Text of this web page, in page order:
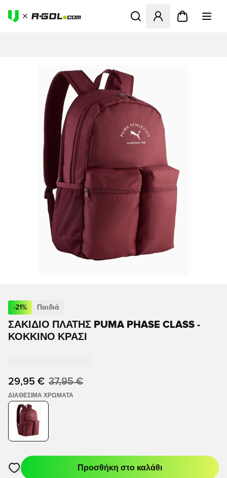
Ανοίγει ένα Modal για να
-21% Παιδιά
ΣΑΚΊΔΙΟ ΠΛΆΤΗΣ PUMA PHASE CLASS -
ΚΌΚΚΙΝΟ ΚΡΑΣΊ
29,95 € 37,95 €
ΔΙΑΘΈΣΙΜΑ ΧΡΏΜΑΤΑ
Ανοίγει ένα Modal για να συνδεθείτε ή να εγγραφείτε ως
Προσθήκη στο καλάθι